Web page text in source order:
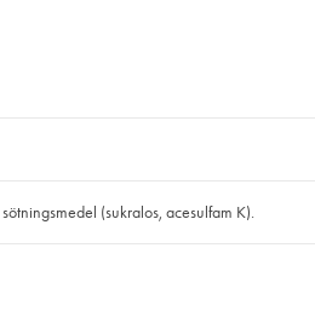
(sukralos, acesulfam K).